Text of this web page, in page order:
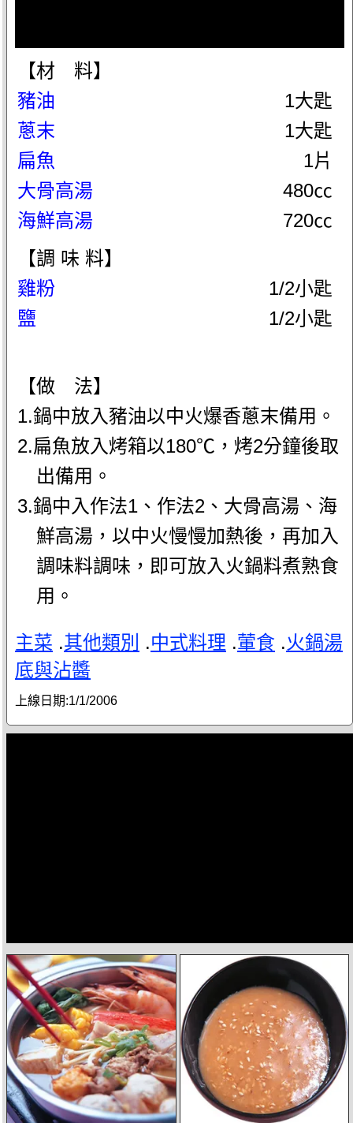
【材 料】
豬油
1大匙
蔥末
1大匙
扁魚
1片
大骨高湯
480㏄
海鮮高湯
720㏄
【調 味 料】
雞粉
1/2小匙
鹽
1/2小匙
【做 法】
1.鍋中放入豬油以中火爆香蔥末備用。
2.扁魚放入烤箱以180℃，烤2分鐘後取
出備用。
3.鍋中入作法1、作法2、大骨高湯、海
鮮高湯，以中火慢慢加熱後，再加入
調味料調味，即可放入火鍋料煮熟食
用。
主菜 .其他類別 .中式料理 .葷食 .火鍋湯
底與沾醬
上線日期:1/1/2006